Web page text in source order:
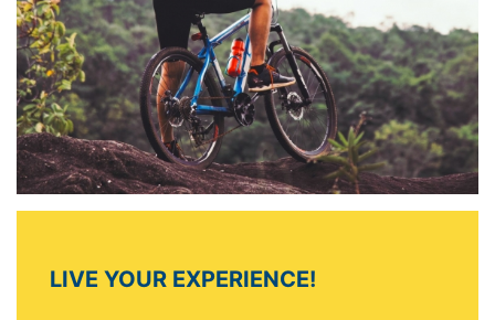
LIVE YOUR EXPERIENCE!